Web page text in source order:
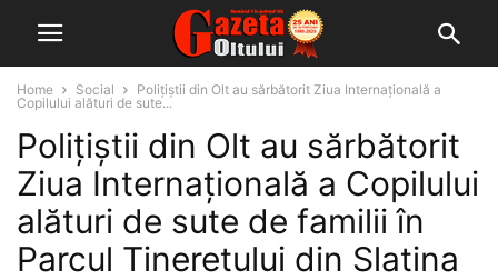
Home Social
Polițiștii din Olt au sărbătorit Ziua Internațională a
Copilului alături de sute...
Polițiștii din Olt au sărbătorit
Ziua Internațională a Copilului
alături de sute de familii în
Parcul Tineretului din Slatina